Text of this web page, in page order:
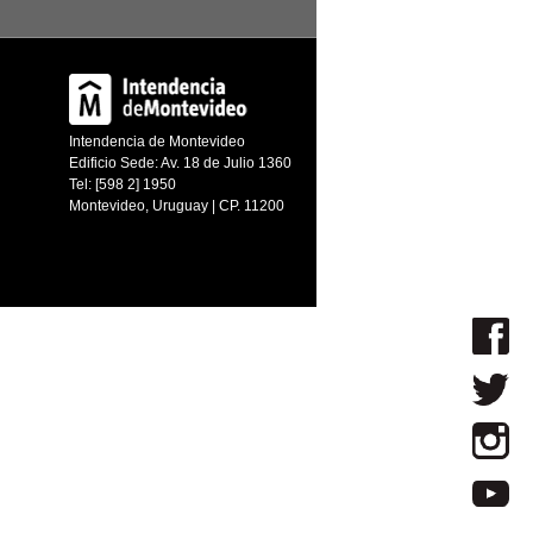
Intendencia de Montevideo
Edificio Sede: Av. 18 de Julio 1360
Tel: [598 2] 1950
Montevideo, Uruguay | CP. 11200